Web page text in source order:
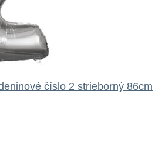
číslo 2 strieborný 86cm